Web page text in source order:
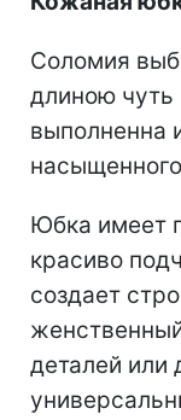
Соломия
длиною чуть
выполненна
Юбка имеет
красиво
создает
деталей или